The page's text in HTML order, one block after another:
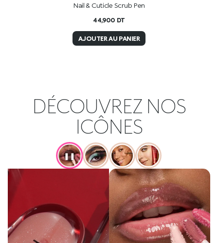
Nail & Cuticle Scrub Pen
44,900 DT
AJOUTER AU PANIER
DÉCOUVREZ NOS
ICÔNES
❚❚